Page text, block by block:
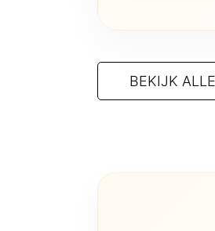
BEKIJK